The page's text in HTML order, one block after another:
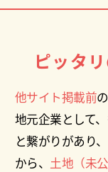
ピッタ
他サイト掲載前
地元企業として
と繋がりがあり
から、 土地（未